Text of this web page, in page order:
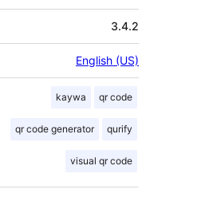
3.4.2
English (US)
kaywa qr code
qr code generator qurify
visual qr code